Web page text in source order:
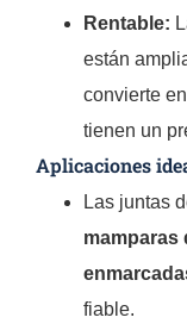
Rentable:
están
convierte
tienen un
Aplicaciones
Las juntas
mamparas
fiable.